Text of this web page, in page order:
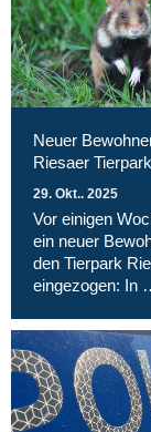
Neuer
Riesaer Tierpark
29. Okt.. 2025
Vor einigen
ein neuer
den Tierpark
eingezogen: In